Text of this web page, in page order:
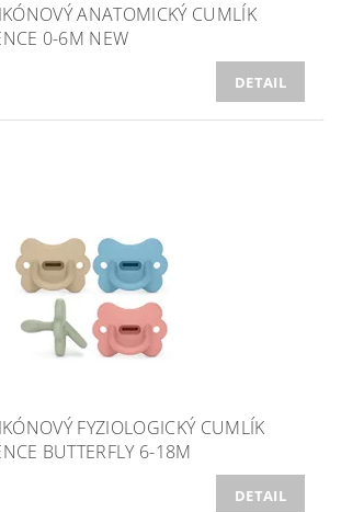
ANATOMICKÝ CUMLÍK
0-6M NEW
DETAIL
FYZIOLOGICKÝ CUMLÍK
BUTTERFLY 6-18M
DETAIL